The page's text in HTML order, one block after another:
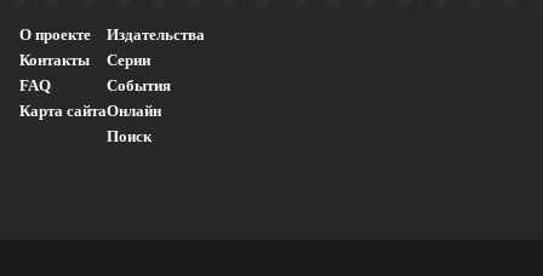
О проекте
Контакты
FAQ
Карта сайта
Издательства
Серии
События
Онлайн
Поиск